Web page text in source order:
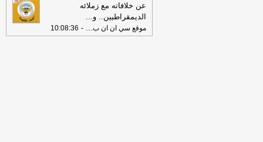
23:07
وزير الخارجية بحث هاتفيا مع
نظيره المصري آخر التطورات الإقليمية-
كويت نيوز
عن خلافاته مع زملائه
الديمقراطيين.. و...
موقع سي ان ان ب...
-
10:08:36